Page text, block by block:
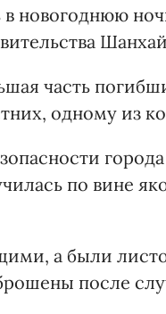
в новогоднюю
часть
одному из
по вине
а были
после